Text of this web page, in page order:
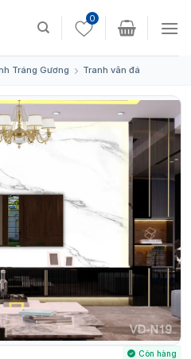
0
Tráng Gương Tranh vân đá
Còn hàng